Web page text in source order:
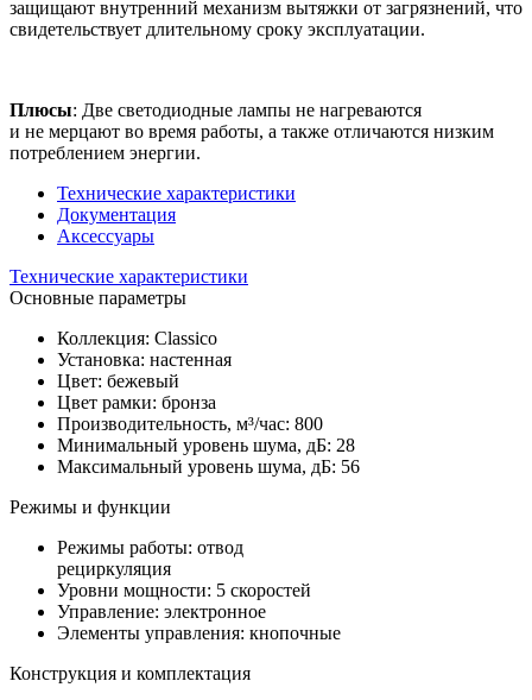
защищают внутренний механизм вытяжки от загрязнений, что
свидетельствует длительному сроку эксплуатации.
Плюсы: Две светодиодные лампы не нагреваются
и не мерцают во время работы, а также отличаются низким
потреблением энергии.
Технические характеристики
Документация
Аксессуары
Технические характеристики
Основные параметры
Коллекция: Сlassico
Установка: настенная
Цвет: бежевый
Цвет рамки: бронза
Производительность, м³/час: 800
Минимальный уровень шума, дБ: 28
Максимальный уровень шума, дБ: 56
Режимы и функции
Режимы работы: отвод
рециркуляция
Уровни мощности: 5 скоростей
Управление: электронное
Элементы управления: кнопочные
Конструкция и комплектация